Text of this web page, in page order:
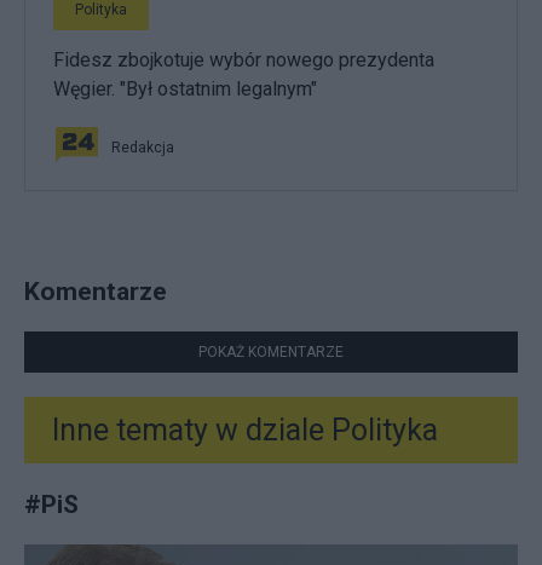
Polityka
Fidesz zbojkotuje wybór nowego prezydenta
Węgier. "Był ostatnim legalnym"
Redakcja
Komentarze
POKAŻ KOMENTARZE
Inne tematy w dziale Polityka
#PiS